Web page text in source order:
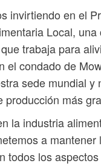
invirtiendo en el
Local, una
trabaja para
el condado de
sede mundial y
producción más
la industria
a mantener
todos los